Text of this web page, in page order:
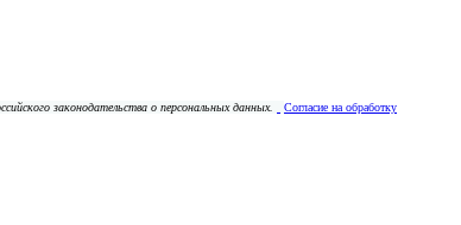
законодательства о персональных данных.
Согласие на обработку